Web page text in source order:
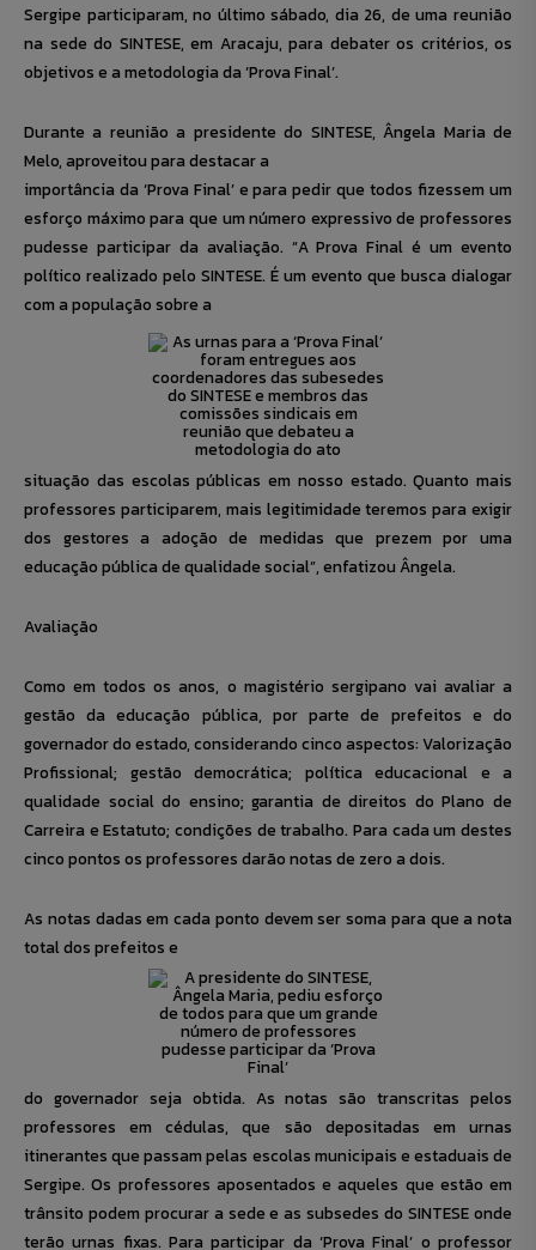
Sergipe participaram, no último sábado, dia 26, de uma reunião
na sede do SINTESE, em Aracaju, para debater os critérios, os
objetivos e a metodologia da ‘Prova Final’.
Durante a reunião a presidente do SINTESE, Ângela Maria de
Melo, aproveitou para destacar a
importância da ‘Prova Final’ e para pedir que todos fizessem um
esforço máximo para que um número expressivo de professores
pudesse participar da avaliação. “A Prova Final é um evento
político realizado pelo SINTESE. É um evento que busca dialogar
com a população sobre a
situação das escolas públicas em nosso estado. Quanto mais
professores participarem, mais legitimidade teremos para exigir
dos gestores a adoção de medidas que prezem por uma
educação pública de qualidade social”, enfatizou Ângela.
Avaliação
Como em todos os anos, o magistério sergipano vai avaliar a
gestão da educação pública, por parte de prefeitos e do
governador do estado, considerando cinco aspectos: Valorização
Profissional; gestão democrática; política educacional e a
qualidade social do ensino; garantia de direitos do Plano de
Carreira e Estatuto; condições de trabalho. Para cada um destes
cinco pontos os professores darão notas de zero a dois.
As notas dadas em cada ponto devem ser soma para que a nota
total dos prefeitos e
do governador seja obtida. As notas são transcritas pelos
professores em cédulas, que são depositadas em urnas
itinerantes que passam pelas escolas municipais e estaduais de
Sergipe. Os professores aposentados e aqueles que estão em
trânsito podem procurar a sede e as subsedes do SINTESE onde
terão urnas fixas. Para participar da ‘Prova Final’ o professor